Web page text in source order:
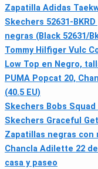
Zapatilla Adidas
Skechers 52631-
negras (Black 52631/
Tommy Hilfiger Vulc
Low Top en Negro,
PUMA Popcat 20,
(40.5 EU)
Skechers Bobs
Skechers Graceful
Zapatillas negras con
Chancla Adilette 22
casa y paseo